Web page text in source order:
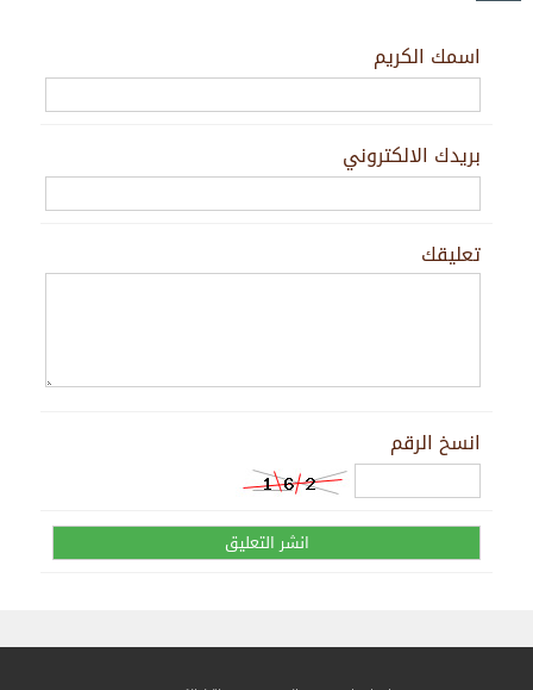
اسمك الكريم
بريدك الالكتروني
تعليقك
انسخ الرقم